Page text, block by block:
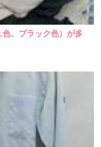
、ブラック色）が多